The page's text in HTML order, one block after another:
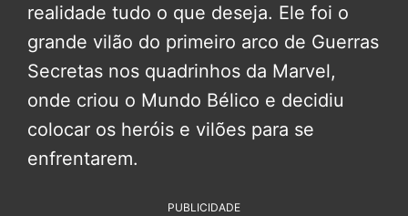
realidade tudo o que deseja. Ele foi o
grande vilão do primeiro arco de Guerras
Secretas nos quadrinhos da Marvel,
onde criou o Mundo Bélico e decidiu
colocar os heróis e vilões para se
enfrentarem.
PUBLICIDADE